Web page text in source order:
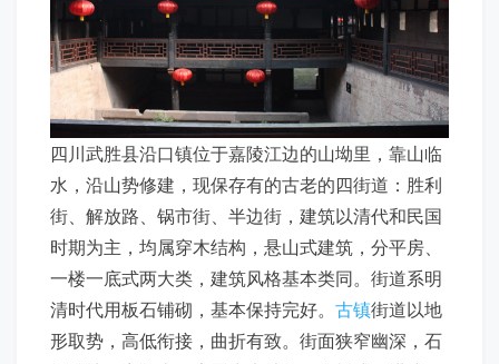
四川武胜县沿口镇位于嘉陵江边的山坳里，靠山临
水，沿山势修建，现保存有的古老的四街道：胜利
街、解放路、锅市街、半边街，建筑以清代和民国
时期为主，均属穿木结构，悬山式建筑，分平房、
一楼一底式两大类，建筑风格基本类同。街道系明
清时代用板石铺砌，基本保持完好。 古镇街道以地
形取势，高低衔接，曲折有致。街面狭窄幽深，石